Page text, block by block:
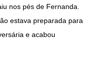
nos pés de Fernanda.
estava preparada para
e acabou